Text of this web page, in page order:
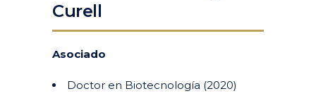
Curell
Asociado
Doctor en Biotecnología (2020)